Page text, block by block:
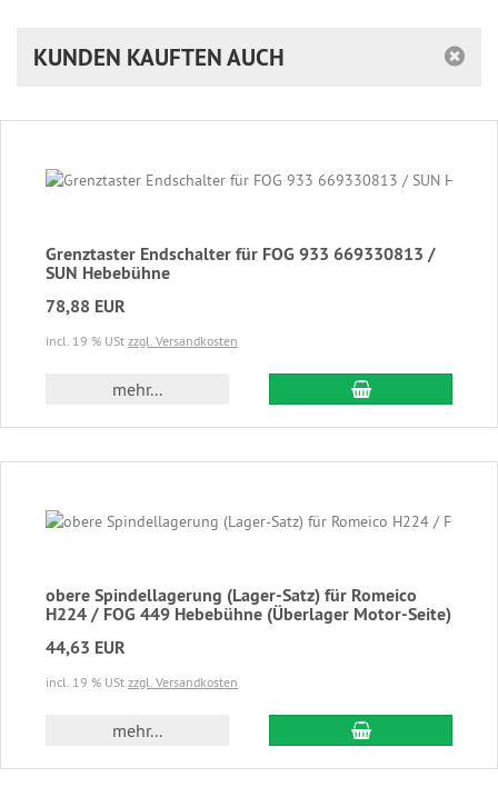
KUNDEN KAUFTEN AUCH
Grenztaster Endschalter für FOG 933 669330813 /
SUN Hebebühne
78,88 EUR
incl. 19 % USt zzgl. Versandkosten
mehr... In den
obere Spindellagerung (Lager-Satz) für Romeico
H224 / FOG 449 Hebebühne (Überlager Motor-Seite)
44,63 EUR
incl. 19 % USt zzgl. Versandkosten
mehr... In den